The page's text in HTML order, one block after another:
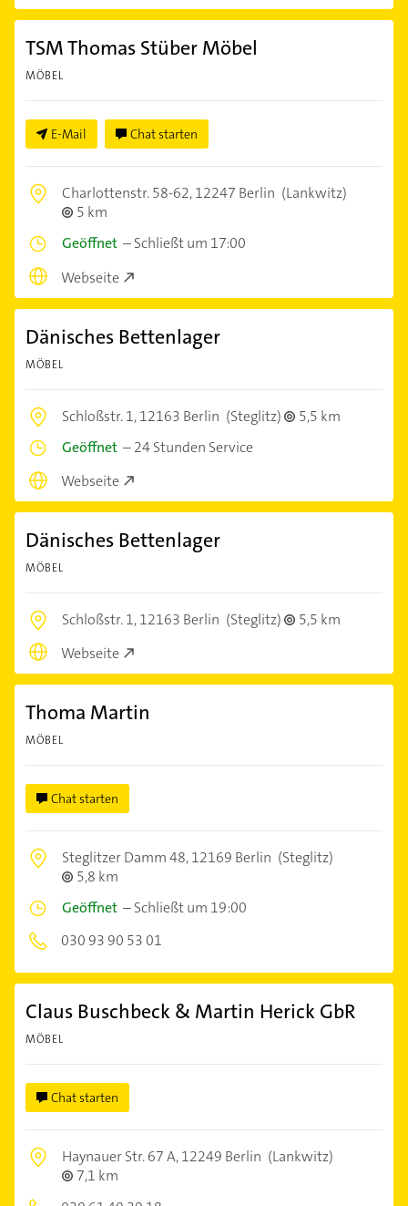
TSM Thomas Stüber Möbel
MÖBEL
E-Mail Chat starten
Charlottenstr. 58-62,12247 Berlin (Lankwitz)
5 km
Geöffnet –Schließt um 17:00
Webseite
Dänisches Bettenlager
MÖBEL
Schloßstr. 1,12163 Berlin (Steglitz)
5,5 km
Geöffnet –24 Stunden Service
Webseite
Dänisches Bettenlager
MÖBEL
Schloßstr. 1,12163 Berlin (Steglitz)
5,5 km
Webseite
Thoma Martin
MÖBEL
Chat starten
Steglitzer Damm 48,12169 Berlin (Steglitz)
5,8 km
Geöffnet –Schließt um 19:00
030 93 90 53 01
Claus Buschbeck & Martin Herick GbR
MÖBEL
Chat starten
Haynauer Str. 67 A,12249 Berlin (Lankwitz)
7,1 km